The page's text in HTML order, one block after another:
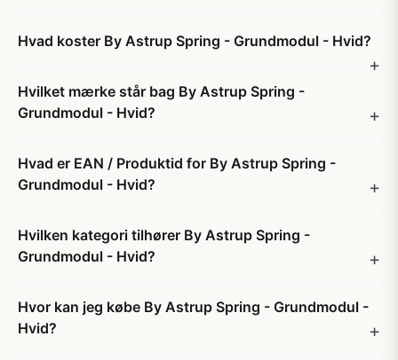
Hvad koster By Astrup Spring - Grundmodul - Hvid?
Hvilket mærke står bag By Astrup Spring -
Grundmodul - Hvid?
Hvad er EAN / Produktid for By Astrup Spring -
Grundmodul - Hvid?
Hvilken kategori tilhører By Astrup Spring -
Grundmodul - Hvid?
Hvor kan jeg købe By Astrup Spring - Grundmodul -
Hvid?